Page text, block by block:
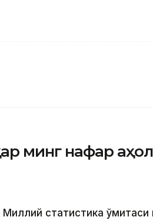
минг нафар
статистика